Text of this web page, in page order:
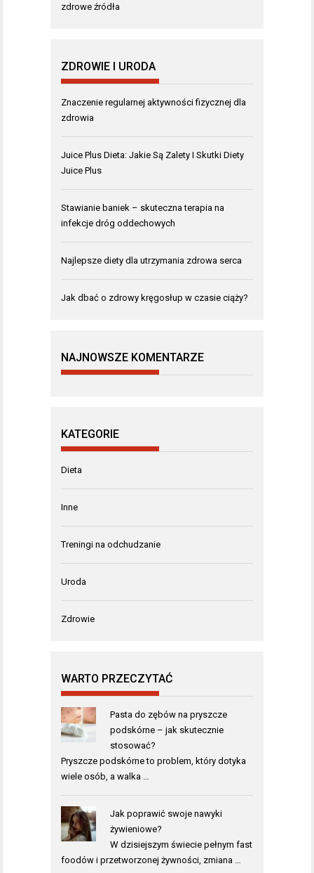
zdrowe źródła
ZDROWIE I URODA
Znaczenie regularnej aktywności fizycznej dla
zdrowia
Juice Plus Dieta: Jakie Są Zalety I Skutki Diety
Juice Plus
Stawianie baniek – skuteczna terapia na
infekcje dróg oddechowych
Najlepsze diety dla utrzymania zdrowa serca
Jak dbać o zdrowy kręgosłup w czasie ciąży?
NAJNOWSZE KOMENTARZE
KATEGORIE
Dieta
Inne
Treningi na odchudzanie
Uroda
Zdrowie
WARTO PRZECZYTAĆ
Pasta do zębów na pryszcze
podskórne – jak skutecznie
stosować?
Pryszcze podskórne to problem, który dotyka
wiele osób, a walka …
Jak poprawić swoje nawyki
żywieniowe?
W dzisiejszym świecie pełnym fast
foodów i przetworzonej żywności, zmiana …